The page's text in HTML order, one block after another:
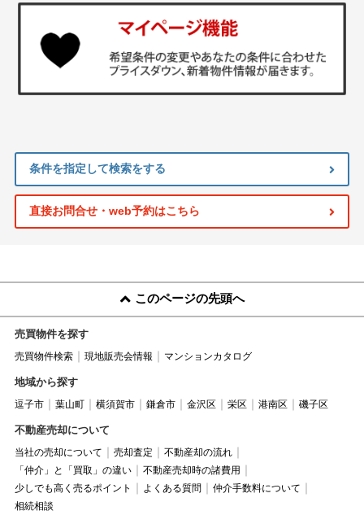
条件を指定して検索をする
直接お問合せ・web予約はこちら
このページの先頭へ
売買物件を探す
売買物件検索 現地販売会情報 マンションカタログ
地域から探す
逗子市 葉山町 横須賀市 鎌倉市 金沢区 栄区 港南区 磯子区
不動産売却について
当社の売却について 売却査定
不動産却の流れ
「仲介」と「買取」の違い
不動産売却時の諸費用
少しでも高く売るポイント
よくある質問
仲介手数料について
相続相談